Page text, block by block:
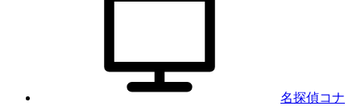
名探偵コナ